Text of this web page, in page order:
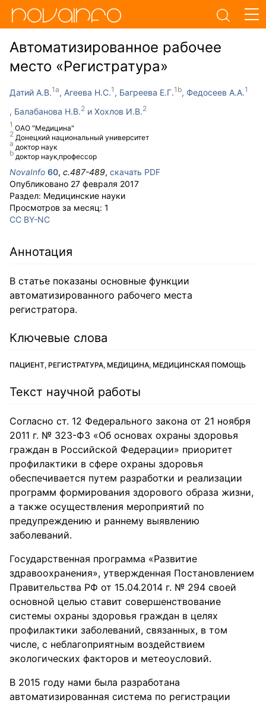
Автоматизированное рабочее
место «Регистратура»
Датий А.В.
ОАО "Медицина"
доктор наук
Агеева Н.С. Багреева Е.Г.
доктор наук,профессор
Федосеев А.А.
Балабанова Н.В.
Донецкий национальный университет
Хохлов И.В.
NovaInfo 60, с.487-489, скачать PDF
Опубликовано 27 февраля 2017
Раздел: Медицинские науки
Просмотров за месяц: 1
CC BY-NC
Аннотация
В статье показаны основные функции
автоматизированного рабочего места
регистратора.
Ключевые слова
ПАЦИЕНТ, РЕГИСТРАТУРА, МЕДИЦИНА, МЕДИЦИНСКАЯ ПОМОЩЬ
Текст научной работы
Согласно ст. 12 Федерального закона от 21 ноября
2011 г. № 323-ФЗ «Об основах охраны здоровья
граждан в Российской Федерации» приоритет
профилактики в сфере охраны здоровья
обеспечивается путем разработки и реализации
программ формирования здорового образа жизни,
а также осуществления мероприятий по
предупреждению и раннему выявлению
заболеваний.
Государственная программа «Развитие
здравоохранения», утвержденная Постановлением
Правительства РФ от 15.04.2014 г. № 294 своей
основной целью ставит совершенствование
системы охраны здоровья граждан в целях
профилактики заболеваний, связанных, в том
числе, с неблагоприятным воздействием
экологических факторов и метеоусловий.
В 2015 году нами была разработана
автоматизированная система по регистрации